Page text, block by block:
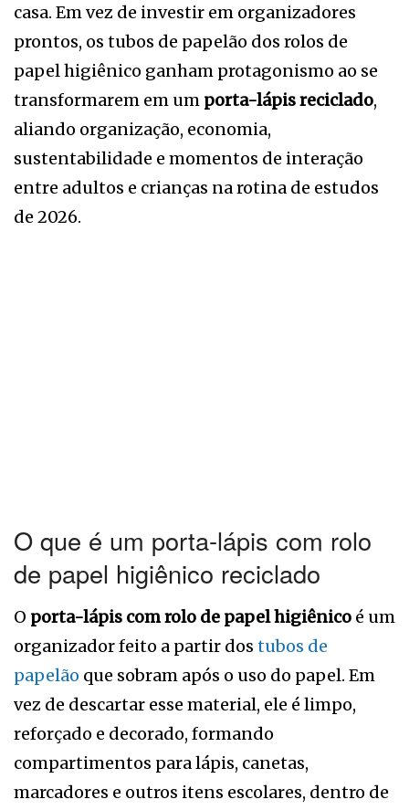
casa. Em vez de investir em organizadores
prontos, os tubos de papelão dos rolos de
papel higiênico ganham protagonismo ao se
transformarem em um porta-lápis reciclado,
aliando organização, economia,
sustentabilidade e momentos de interação
entre adultos e crianças na rotina de estudos
de 2026.
O que é um porta-lápis com rolo
de papel higiênico reciclado
O porta-lápis com rolo de papel higiênico é um
organizador feito a partir dos tubos de
papelão que sobram após o uso do papel. Em
vez de descartar esse material, ele é limpo,
reforçado e decorado, formando
compartimentos para lápis, canetas,
marcadores e outros itens escolares, dentro de